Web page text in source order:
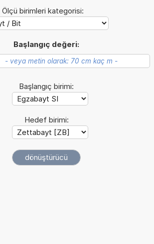
Ölçü birimleri kategorisi:
Başlangıç değeri:
Başlangıç birimi:
Hedef birimi: